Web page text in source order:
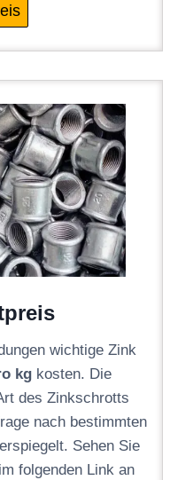
wichtige Zink
kg kosten. Die
des Zinkschrotts
nach bestimmten
Sehen Sie
folgenden Link an